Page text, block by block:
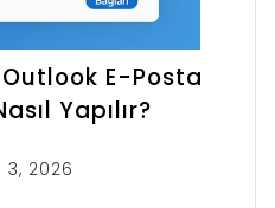
E-Posta
Yapılır?
3, 2026